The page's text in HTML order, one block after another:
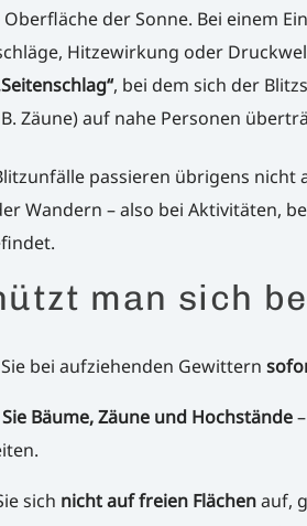
der Sonne. Bei einem
Hitzewirkung oder
, bei dem sich der
Zäune) auf nahe Personen
passieren übrigens
Wandern – also bei Aktivitäten,
man sich
bei aufziehenden Gewittern
Bäume, Zäune und Hochstände–
sich nicht auf freien Flächenauf,